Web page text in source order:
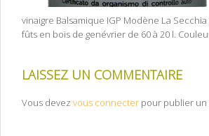
vinaigre Balsamique IGP Modène La Secchia
fûts en bois de genévrier de 60 à 20 l.
LAISSEZ UN COMMENTAIRE
Vous devez vous connecter pour publier